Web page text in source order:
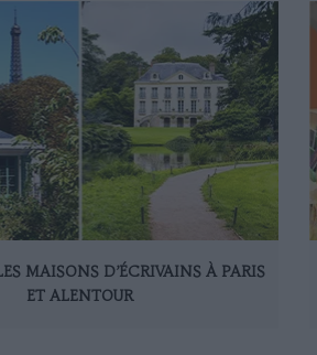
MAISONS D’ÉCRIVAINS À PARIS
ET ALENTOUR